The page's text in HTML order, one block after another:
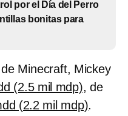
por el Día del Perro
bonitas para
Minecraft, Mickey
(2.5 mil mdp), de
(2.2 mil mdp).